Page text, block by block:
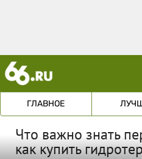
ГЛАВНОЕ
Что важно знать
как купить